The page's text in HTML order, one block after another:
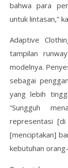
bahwa para
untuk lintasan,”
Adaptive
tampilan
modelnya.
sebagai
yang lebih
“Sungguh
representasi [di
[menciptakan]
kebutuhan